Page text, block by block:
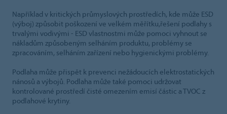
Například v kritických průmyslových prostředích, kde může ESD
(výboj) způsobit poškození ve velkém měřítku,řešení podlahy s
trvalými vodivými - ESD vlastnostmi může pomoci vyhnout se
nákladům způsobeným selháním produktu, problémy se
zpracováním, selháním zařízení nebo hygienickými problémy.
Podlaha může přispět k prevenci nežádoucích elektrostatických
nánosů a výbojů. Podlaha může také pomoci udržovat
kontrolované prostředí čisté omezením emisí částic a TVOC z
podlahové krytiny.